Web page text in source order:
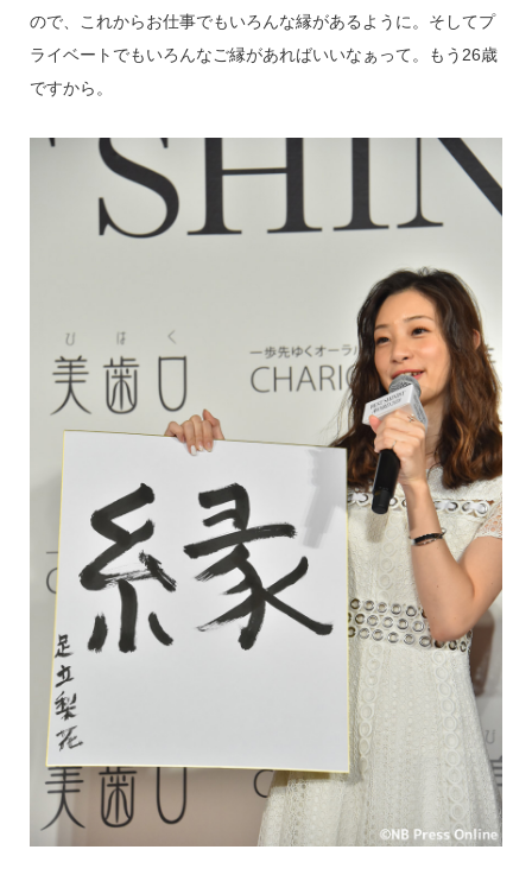
ので、これからお仕事でもいろんな縁があるように。そしてプ
ライベートでもいろんなご縁があればいいなぁって。もう26歳
ですから。